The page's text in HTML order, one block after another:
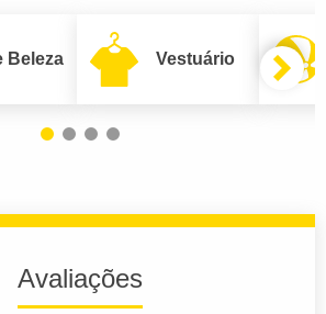
Beleza Vestuário
Avaliações